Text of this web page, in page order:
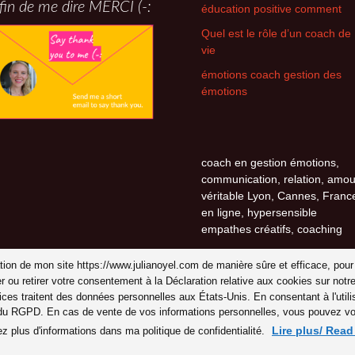
éducation positive comment
Quel est le rôle d’un coach de
vie
émotions coach gestion des
émotions
de me dire MERCI (-:
coach en gestion émotions,
communication, relation,
véritable Lyon, Cannes,
en ligne, hypersensible
empathes créatifs, coaching
de mon site https://www.julianoyel.com de manière sûre et efficace,
retirer votre consentement à la Déclaration relative aux cookies sur
traitent des données personnelles aux États-Unis. En consentant à
RGPD. En cas de vente de vos informations personnelles, vous pouvez
plus d'informations dans ma politique de confidentialité.
Lire plus/